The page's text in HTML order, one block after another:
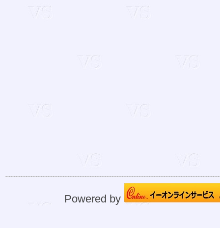
Powered by